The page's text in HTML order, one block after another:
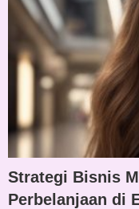
Strategi Bisnis
Perbelanjaan di